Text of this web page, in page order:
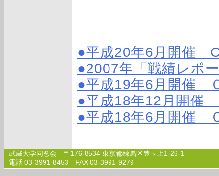
●平成20年6月開催
●2007年「戦績レポ
●平成19年6月開催
●平成18年12月開催
●平成18年6月開催
武蔵大学同窓会 〒176-8534 東京都練馬区豊玉上1-26-1
電話 03-3991-8453 FAX 03-3991-9279